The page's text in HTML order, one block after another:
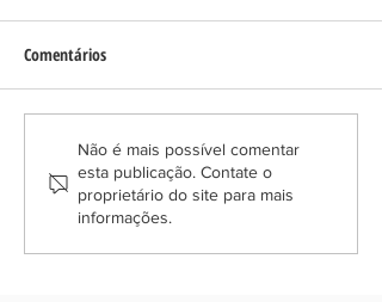
Inventário Litigioso: Entre
Heranças e Disputas Legais
Comentários
Não é mais possível comentar
esta publicação. Contate o
proprietário do site para mais
informações.